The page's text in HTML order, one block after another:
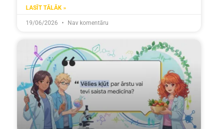
LASĪT TĀLĀK »
19/06/2026 Nav komentāru